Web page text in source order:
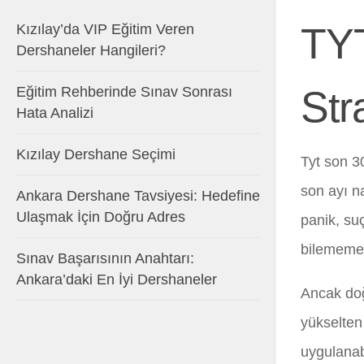
Tyt son
son ayı
panik,
Ancak
yükselten
Kızılay’da VIP Eğitim Veren
Dershaneler Hangileri?
Eğitim Rehberinde Sınav Sonrası
Hata Analizi
Kızılay Dershane Seçimi
Ankara Dershane Tavsiyesi: Hedefine
Ulaşmak İçin Doğru Adres
Sınav Başarısının Anahtarı:
Ankara’daki En İyi Dershaneler